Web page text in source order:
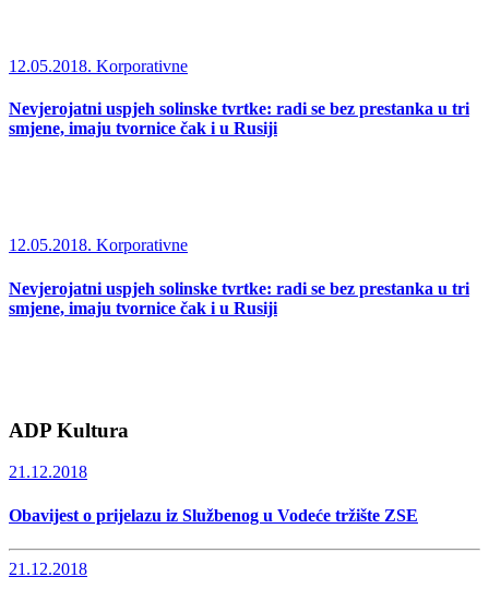
12.05.2018. Korporativne
Nevjerojatni uspjeh solinske tvrtke: radi se bez prestanka u tri
smjene, imaju tvornice čak i u Rusiji
12.05.2018. Korporativne
Nevjerojatni uspjeh solinske tvrtke: radi se bez prestanka u tri
smjene, imaju tvornice čak i u Rusiji
ADP Kultura
21.12.2018
Obavijest o prijelazu iz Službenog u Vodeće tržište ZSE
21.12.2018